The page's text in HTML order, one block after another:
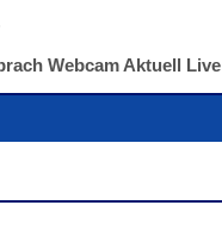
Webcam Aktuell Live